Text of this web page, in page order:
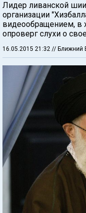
Лидер ливанской
организации
видеообращением, в
опроверг слухи о
16.05.2015 21:32 // Ближний